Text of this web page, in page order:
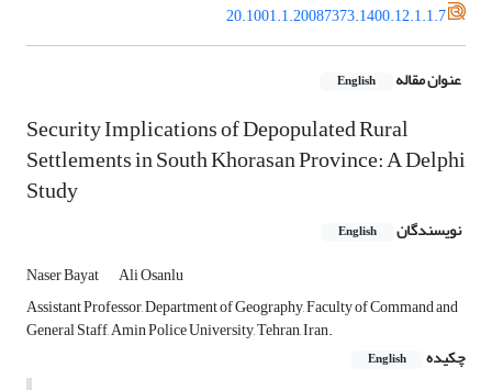
20.1001.1.20087373.1400.12.1.1.7
عنوان مقاله English
Security Implications of Depopulated Rural
Settlements in South Khorasan Province: A Delphi
Study
نویسندگان English
Naser Bayat
Ali Osanlu
Assistant Professor, Department of Geography, Faculty of Command and
General Staff, Amin Police University, Tehran, Iran.
چکیده
English